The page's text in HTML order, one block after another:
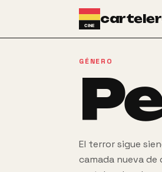
Ir al contenido principal
GÉNERO
El terror sigue
camada nueva